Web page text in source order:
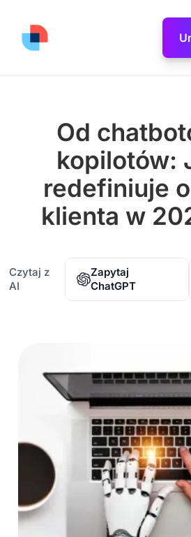
Od
kopilotów:
redefiniuje
klienta w
Czytaj z
AI
Zapytaj
ChatGPT